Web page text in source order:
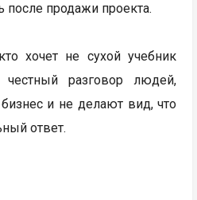
продажи проекта.
хочет не сухой учебник
разговор людей,
и не делают вид, что
ответ.